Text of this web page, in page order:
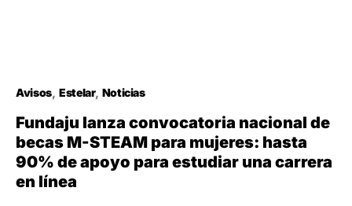
Avisos Estelar Noticias
Fundaju lanza convocatoria nacional de
becas M-STEAM para mujeres: hasta
90% de apoyo para estudiar una carrera
en línea